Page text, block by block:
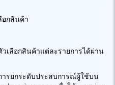
กสินค้า
เลือกสินค้าแต่ละรายการได้ผ่าน
ารยกระดับประสบการณ์ผู้ใช้บน